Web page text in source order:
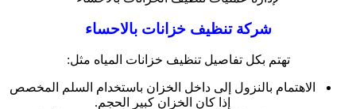
شركة تنظيف خزانات بالاحساء
تهتم بكل تفاصيل تنظيف خزانات المياه مثل:
الاهتمام بالنزول إلى داخل الخزان باستخدام السلم المخصص
إذا كان الخزان كبير الحجم.